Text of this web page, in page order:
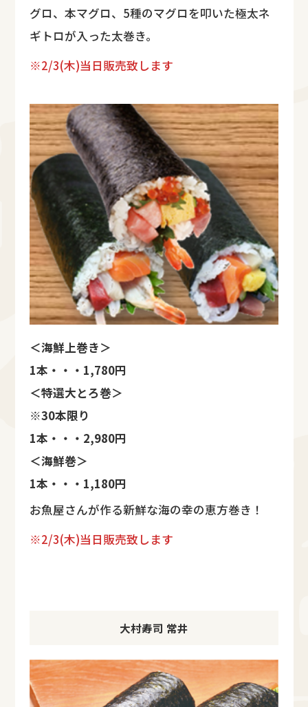
グロ、本マグロ、5種のマグロを叩いた極太ネ
ギトロが入った太巻き。
※2/3(木)当日販売致します
＜海鮮上巻き＞
1本・・・1,780円
＜特選大とろ巻＞
※30本限り
1本・・・2,980円
＜海鮮巻＞
1本・・・1,180円
お魚屋さんが作る新鮮な海の幸の恵方巻き！
※2/3(木)当日販売致します
大村寿司 常井